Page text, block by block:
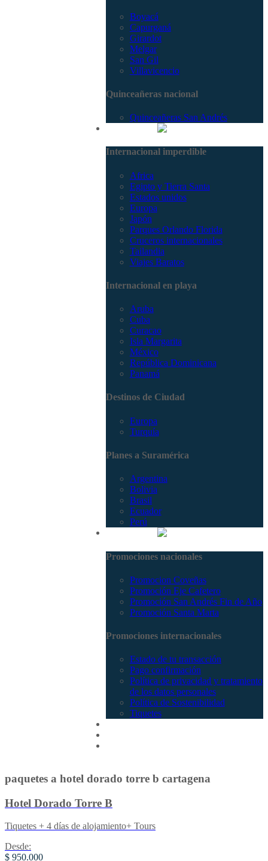
Boyacá
Capurganá
Girardot
Melgar
San Gil
Villavicencio
Quinceañeras nacional
Quinceañeras San Andrés
Internacional imperdible
Africa
Egipto y Tierra Santa
Estados unidos
Europa
Japón
Parques Orlando Florida
Cruceros internacionales
Tailandia
Viajes Baratos
Internacional en playa
Aruba
Cuba
Curacao
Isla Margarita
México
República Dominicana
Panamá
Destinos de Ciudad
Europa
Turquía
Planes a Suramérica
Argentina
Bolivia
Brasil
Ecuador
Perú
Promociones nacionales
Promocion Coveñas
Promoción Eje Cafetero
Promoción San Andrés Fin de Año
Promoción Santa Marta
Promociones internacionales
Estado de tu transacción
Pago confirmación
Política de privacidad y tratamiento
de los datos personales
Política de Sostenibilidad
Tiquetes
paquetes a hotel dorado torre b cartagena
Hotel Dorado Torre B
Tiquetes + 4 días de alojamiento+ Tours
Desde:
$ 950.000